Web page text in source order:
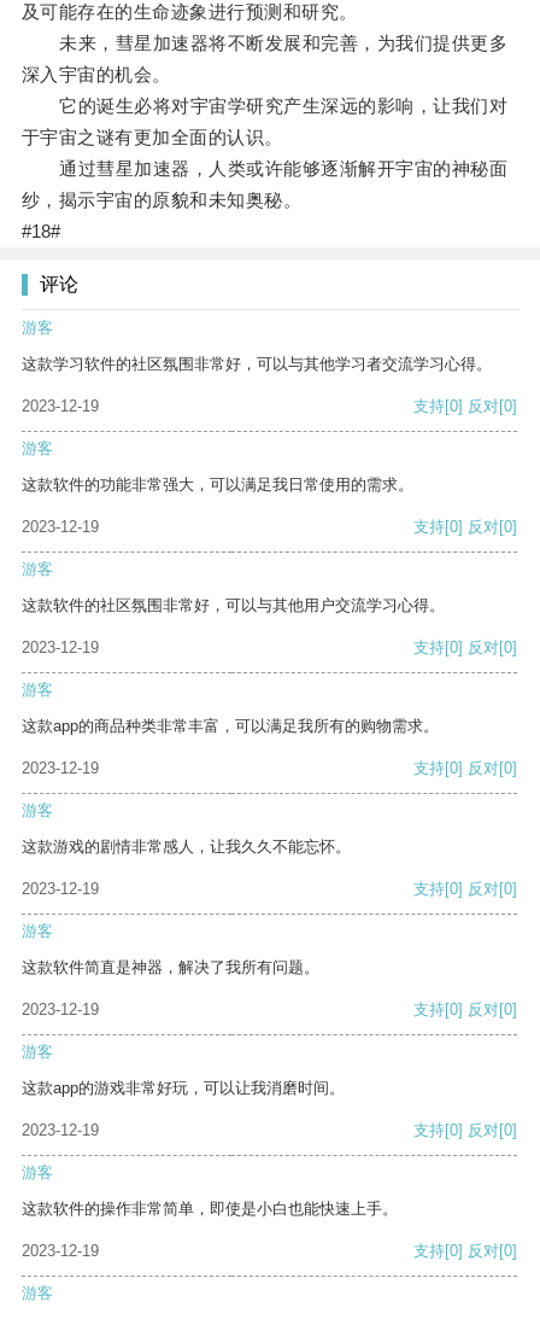
及可能存在的生命迹象进行预测和研究。
未来，彗星加速器将不断发展和完善，为我们提供更多
深入宇宙的机会。
它的诞生必将对宇宙学研究产生深远的影响，让我们对
于宇宙之谜有更加全面的认识。
通过彗星加速器，人类或许能够逐渐解开宇宙的神秘面
纱，揭示宇宙的原貌和未知奥秘。
#18#
评论
游客
这款学习软件的社区氛围非常好，可以与其他学习者交流学习心得。
2023-12-19 支持[0] 反对[0]
游客
这款软件的功能非常强大，可以满足我日常使用的需求。
2023-12-19 支持[0] 反对[0]
游客
这款软件的社区氛围非常好，可以与其他用户交流学习心得。
2023-12-19 支持[0] 反对[0]
游客
这款app的商品种类非常丰富，可以满足我所有的购物需求。
2023-12-19 支持[0] 反对[0]
游客
这款游戏的剧情非常感人，让我久久不能忘怀。
2023-12-19 支持[0] 反对[0]
游客
这款软件简直是神器，解决了我所有问题。
2023-12-19 支持[0] 反对[0]
游客
这款app的游戏非常好玩，可以让我消磨时间。
2023-12-19 支持[0] 反对[0]
游客
这款软件的操作非常简单，即使是小白也能快速上手。
2023-12-19 支持[0] 反对[0]
游客